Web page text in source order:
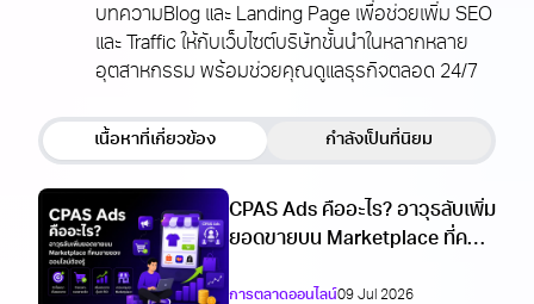
บทความBlog และ Landing Page เพื่อช่วยเพิ่ม SEO
และ Traffic ให้กับเว็บไซต์บริษัทชั้นนำในหลากหลาย
อุตสาหกรรม พร้อมช่วยคุณดูแลธุรกิจตลอด 24/7
เนื้อหาที่เกี่ยวข้อง กำลังเป็นที่นิยม
CPAS Ads คืออะไร? อาวุธลับเพิ่ม
ยอดขายบน Marketplace ที่คน
การตลาดออนไลน์09 Jul 2026